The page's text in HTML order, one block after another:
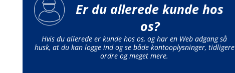
Er du allerede kunde hos
os?
Hvis du allerede er kunde hos os, og har en Web adgang så
husk, at du kan logge ind og se både kontooplysninger, tidligere
ordre og meget mere.